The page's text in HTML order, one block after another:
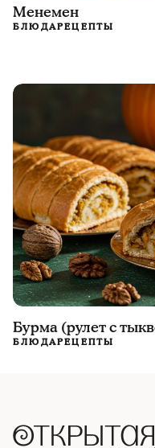
Менемен
БЛЮДАРЕЦЕПТЫ
Бурма (рулет с
БЛЮДАРЕЦЕПТЫ